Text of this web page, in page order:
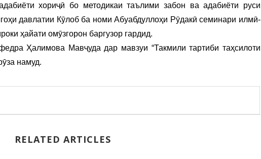
хориҷӣ бо методикаи таълими забон ва адабиёти руси
давлатии Кӯлоб ба номи Абуабдуллоҳи Рӯдакӣ семинари илмӣ-
ҳайати омӯзгорон баргузор гардид.
Ҳалимова Мавҷуда дар мавзуи “Такмили тартиби таҳсилоти
намуд.
RELATED ARTICLES